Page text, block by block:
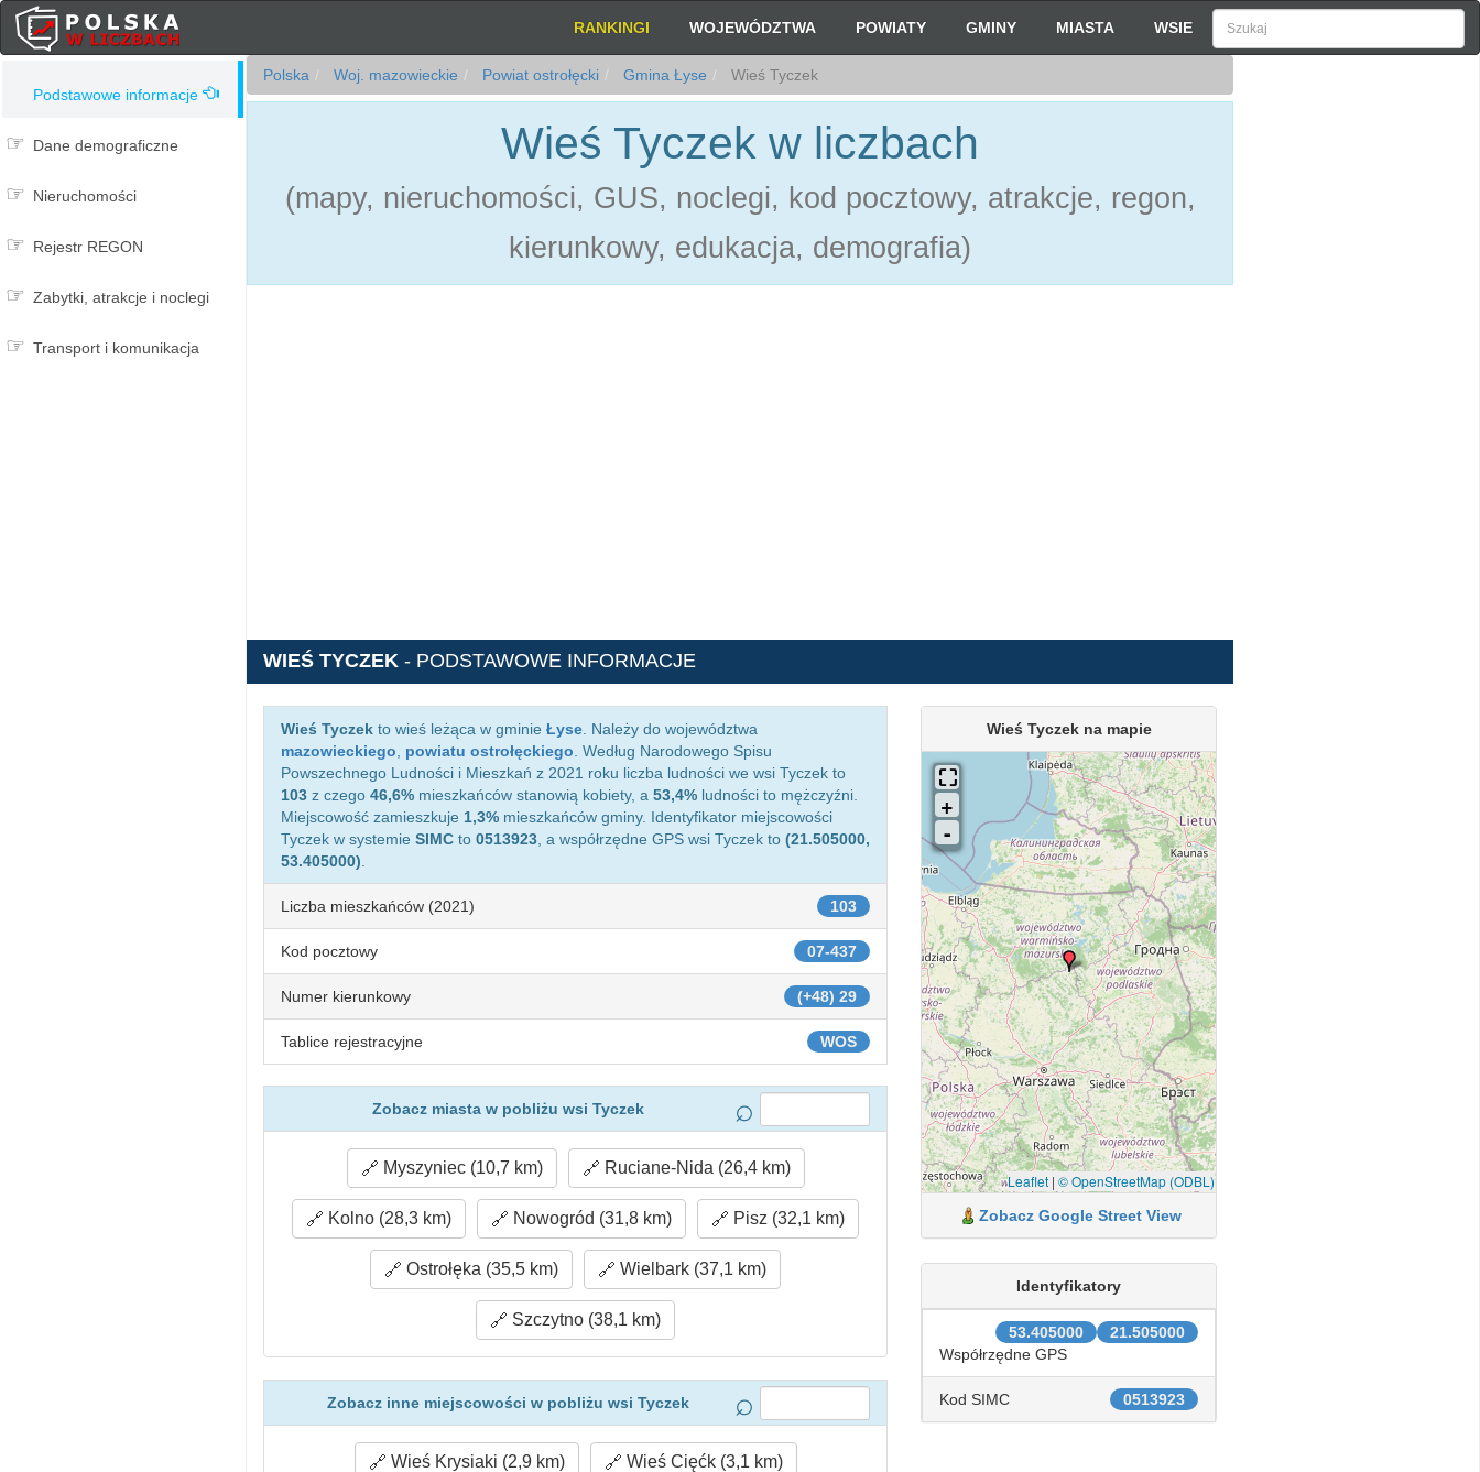
RANKINGI WOJEWÓDZTWA POWIATY GMINY MIASTA WSIE
Podstawowe informacje
Dane demograficzne
Nieruchomości
Rejestr REGON
Zabytki, atrakcje i noclegi
Transport i komunikacja
Polska Woj. mazowieckie Powiat ostrołęcki Gmina Łyse Wieś Tyczek
Wieś Tyczek w liczbach
(mapy, nieruchomości, GUS, noclegi, kod pocztowy, atrakcje, regon,
kierunkowy, edukacja, demografia)
WIEŚ TYCZEK - PODSTAWOWE INFORMACJE
Wieś Tyczek to wieś leżąca w gminie Łyse . Należy do województwa
mazowieckiego
powiatu ostrołęckiego . Według Narodowego Spisu
Powszechnego Ludności i Mieszkań z 2021 roku liczba ludności we wsi Tyczek to
103 z czego 46,6% mieszkańców stanowią kobiety, a 53,4% ludności to mężczyźni.
Miejscowość zamieszkuje 1,3% mieszkańców gminy. Identyfikator miejscowości
Tyczek w systemie SIMC to 0513923 , a współrzędne GPS wsi Tyczek to (21.505000,
53.405000)
103
Liczba mieszkańców (2021)
07-437
Kod pocztowy
(+48) 29
Numer kierunkowy
WOS
Tablice rejestracyjne
Zobacz miasta w pobliżu wsi Tyczek
Myszyniec (10,7 km) Ruciane-Nida (26,4 km)
Kolno (28,3 km) Nowogród (31,8 km) Pisz (32,1 km)
Ostrołęka (35,5 km) Wielbark (37,1 km)
Szczytno (38,1 km)
Zobacz inne miejscowości w pobliżu wsi Tyczek
Wieś Krysiaki (2,9 km) Wieś Cięćk (3,1 km)
Wieś Tyczek na mapie
Leaflet| © OpenStreetMap (ODBL)
Zobacz Google Street View
Identyfikatory
21.505000
53.405000
Współrzędne GPS
0513923
Kod SIMC